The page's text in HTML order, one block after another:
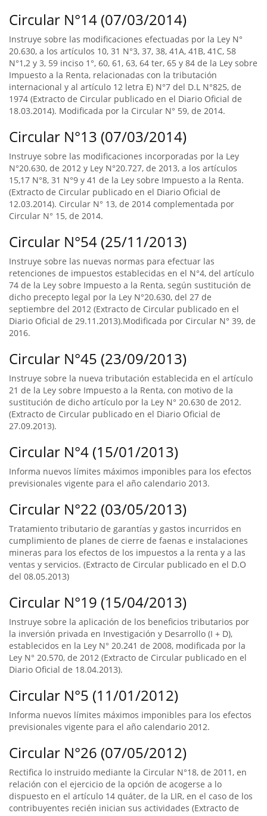
Circular N°14 (07/03/2014)
Instruye sobre las modificaciones efectuadas por la Ley N°
20.630, a los artículos 10, 31 N°3, 37, 38, 41A, 41B, 41C, 58
N°1,2 y 3, 59 inciso 1°, 60, 61, 63, 64 ter, 65 y 84 de la Ley sobre
Impuesto a la Renta, relacionadas con la tributación
internacional y al artículo 12 letra E) N°7 del D.L N°825, de
1974 (Extracto de Circular publicado en el Diario Oficial de
18.03.2014). Modificada por la Circular N° 59, de 2014.
Circular N°13 (07/03/2014)
Instruye sobre las modificaciones incorporadas por la Ley
N°20.630, de 2012 y Ley N°20.727, de 2013, a los artículos
15,17 N°8, 31 N°9 y 41 de la Ley sobre Impuesto a la Renta.
(Extracto de Circular publicado en el Diario Oficial de
12.03.2014). Circular N° 13, de 2014 complementada por
Circular N° 15, de 2014.
Circular N°54 (25/11/2013)
Instruye sobre las nuevas normas para efectuar las
retenciones de impuestos establecidas en el N°4, del artículo
74 de la Ley sobre Impuesto a la Renta, según sustitución de
dicho precepto legal por la Ley N°20.630, del 27 de
septiembre del 2012 (Extracto de Circular publicado en el
Diario Oficial de 29.11.2013).Modificada por Circular N° 39, de
2016.
Circular N°45 (23/09/2013)
Instruye sobre la nueva tributación establecida en el artículo
21 de la Ley sobre Impuesto a la Renta, con motivo de la
sustitución de dicho artículo por la Ley N° 20.630 de 2012.
(Extracto de Circular publicado en el Diario Oficial de
27.09.2013).
Circular N°4 (15/01/2013)
Informa nuevos límites máximos imponibles para los efectos
previsionales vigente para el año calendario 2013.
Circular N°22 (03/05/2013)
Tratamiento tributario de garantías y gastos incurridos en
cumplimiento de planes de cierre de faenas e instalaciones
mineras para los efectos de los impuestos a la renta y a las
ventas y servicios. (Extracto de Circular publicado en el D.O
del 08.05.2013)
Circular N°19 (15/04/2013)
Instruye sobre la aplicación de los beneficios tributarios por
la inversión privada en Investigación y Desarrollo (I + D),
establecidos en la Ley N° 20.241 de 2008, modificada por la
Ley N° 20.570, de 2012 (Extracto de Circular publicado en el
Diario Oficial de 18.04.2013).
Circular N°5 (11/01/2012)
Informa nuevos límites máximos imponibles para los efectos
previsionales vigente para el año calendario 2012.
Circular N°26 (07/05/2012)
Rectifica lo instruido mediante la Circular N°18, de 2011, en
relación con el ejercicio de la opción de acogerse a lo
dispuesto en el artículo 14 quáter, de la LIR, en el caso de los
contribuyentes recién inician sus actividades (Extracto de